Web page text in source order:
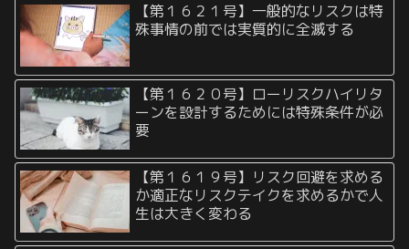
【第１６２１号】一般的なリスクは特
殊事情の前では実質的に全滅する
【第１６２０号】ローリスクハイリタ
ーンを設計するためには特殊条件が必
要
【第１６１９号】リスク回避を求める
か適正なリスクテイクを求めるかで人
生は大きく変わる